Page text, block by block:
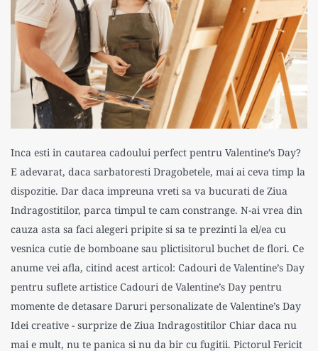
Inca esti in cautarea cadoului perfect pentru Valentine’s Day?
E adevarat, daca sarbatoresti Dragobetele, mai ai ceva timp la
dispozitie. Dar daca impreuna vreti sa va bucurati de Ziua
Indragostitilor, parca timpul te cam constrange. N-ai vrea din
cauza asta sa faci alegeri pripite si sa te prezinti la el/ea cu
vesnica cutie de bomboane sau plictisitorul buchet de flori. Ce
anume vei afla, citind acest articol: Cadouri de Valentine’s Day
pentru suflete artistice Cadouri de Valentine’s Day pentru
momente de detasare Daruri personalizate de Valentine’s Day
Idei creative - surprize de Ziua Indragostitilor Chiar daca nu
mai e mult, nu te panica si nu da bir cu fugitii. Pictorul Fericit